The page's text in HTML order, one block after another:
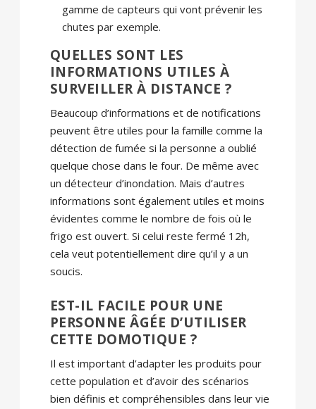
gamme de capteurs qui vont prévenir les
chutes par exemple.
QUELLES SONT LES
INFORMATIONS UTILES À
SURVEILLER À DISTANCE ?
Beaucoup d’informations et de notifications
peuvent être utiles pour la famille comme la
détection de fumée si la personne a oublié
quelque chose dans le four. De même avec
un détecteur d’inondation. Mais d’autres
informations sont également utiles et moins
évidentes comme le nombre de fois où le
frigo est ouvert. Si celui reste fermé 12h,
cela veut potentiellement dire qu’il y a un
soucis.
EST-IL FACILE POUR UNE
PERSONNE ÂGÉE D’UTILISER
CETTE DOMOTIQUE ?
Il est important d’adapter les produits pour
cette population et d’avoir des scénarios
bien définis et compréhensibles dans leur vie